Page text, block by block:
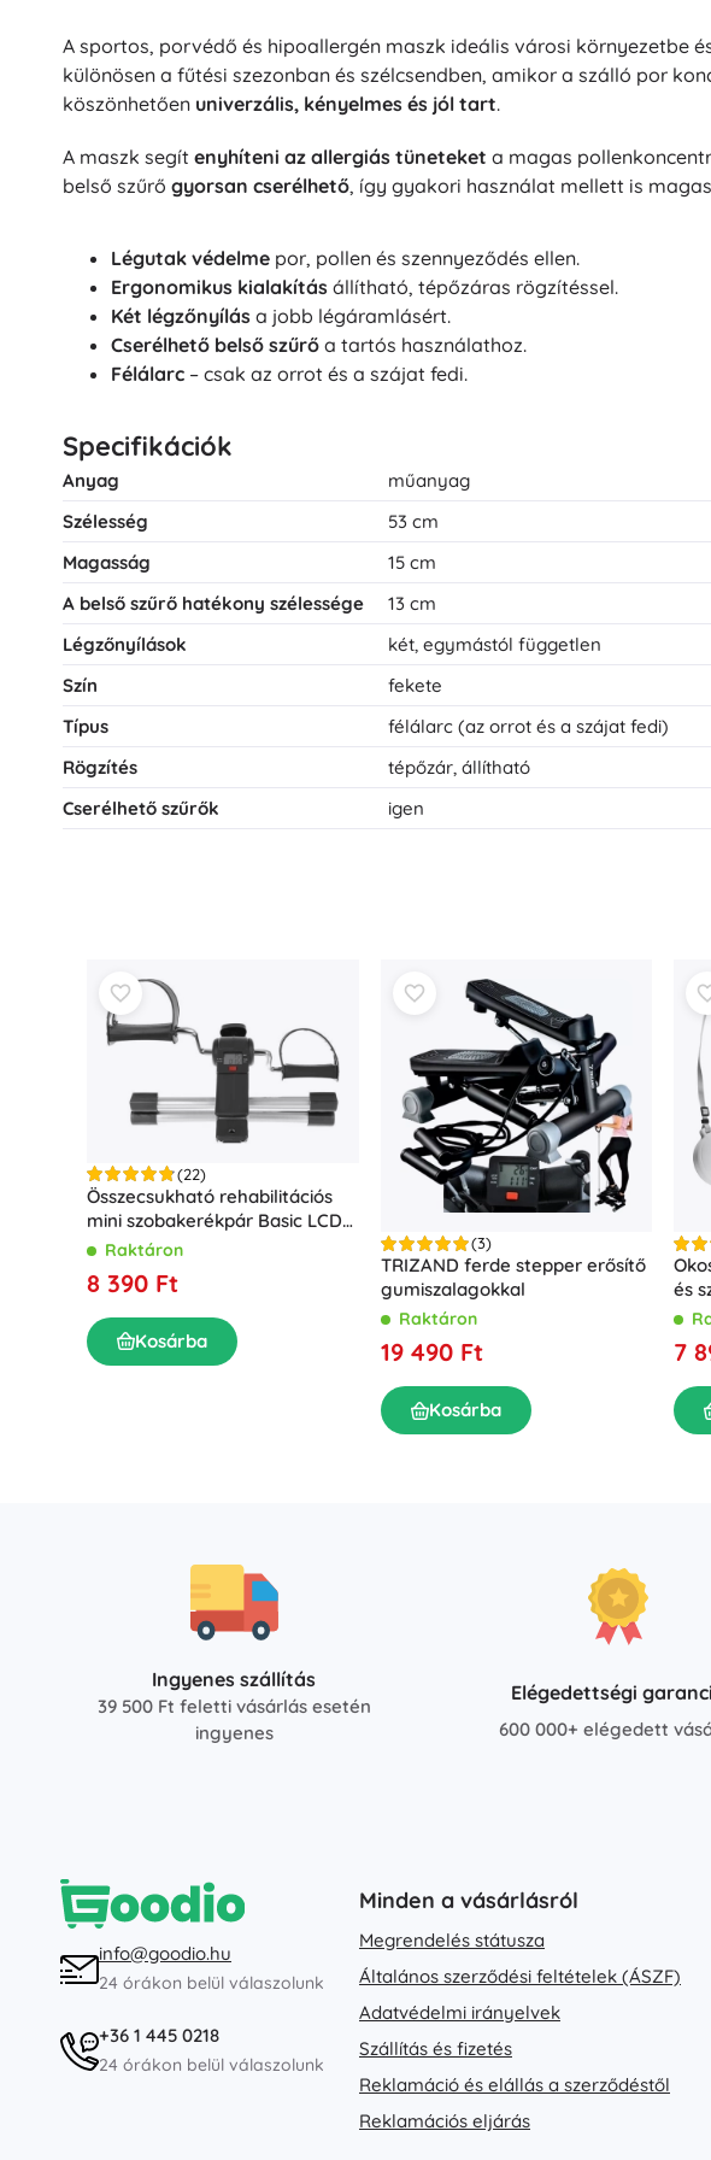
A sportos, porvédő és hipoallergén maszk ideális városi környezetbe
különösen a fűtési szezonban és szélcsendben, amikor a szálló por
köszönhetően univerzális, kényelmes és jól tart.
A maszk segít enyhíteni az allergiás tüneteket a magas
belső szűrő gyorsan cserélhető, így gyakori használat mellett is
Légutak védelme por, pollen és szennyeződés ellen.
Ergonomikus kialakítás állítható, tépőzáras rögzítéssel.
Két légzőnyílás a jobb légáramlásért.
Cserélhető belső szűrő a tartós használathoz.
Félálarc – csak az orrot és a szájat fedi.
Specifikációk
Anyag
műanyag
Szélesség
53 cm
Magasság
15 cm
A belső szűrő hatékony szélessége
13 cm
Légzőnyílások
két, egymástól független
Szín
fekete
Típus
félálarc (az orrot és a szájat fedi)
Rögzítés
tépőzár, állítható
Cserélhető szűrők
igen
(22)
Összecsukható rehabilitációs
mini szobakerékpár Basic LCD
kijelzővel
Raktáron
8 390 Ft
Kosárba
(3)
TRIZAND ferde stepper erősítő
gumiszalagokkal
Raktáron
19 490 Ft
Kosárba
és
7
Ingyenes szállítás
39 500 Ft feletti vásárlás esetén
ingyenes
Elégedettségi
600 000+ elégedett
info@goodio.hu
24 órákon belül válaszolunk
+36 1 445 0218
24 órákon belül válaszolunk
Minden a vásárlásról
Megrendelés státusza
Általános szerződési feltételek (ÁSZF)
Adatvédelmi irányelvek
Szállítás és fizetés
Reklamáció és elállás a szerződéstől
Reklamációs eljárás